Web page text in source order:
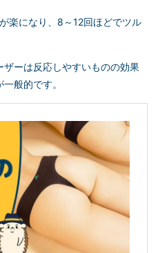
楽になり、8～12回ほどでツル
ーは反応しやすいものの効果
般的です。